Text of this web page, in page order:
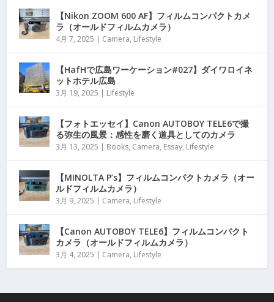
【Nikon ZOOM 600 AF】フィルムコンパクトカメ
ラ（オールドフィルムカメラ）
4月 7, 2025 | Camera, Lifestyle
【HafHで広島ワーケーション#027】ダイワロイネ
ットホテル広島
3月 19, 2025 | Lifestyle
【フォトエッセイ】Canon AUTOBOY TELE6で撮
る弥生の風景：感性を磨く道具としてのカメラ
3月 13, 2025 | Books, Camera, Essay, Lifestyle
【MINOLTA P’s】フィルムコンパクトカメラ（オー
ルドフィルムカメラ）
3月 9, 2025 | Camera, Lifestyle
【Canon AUTOBOY TELE6】フィルムコンパクト
カメラ（オールドフィルムカメラ）
3月 4, 2025 | Camera, Lifestyle